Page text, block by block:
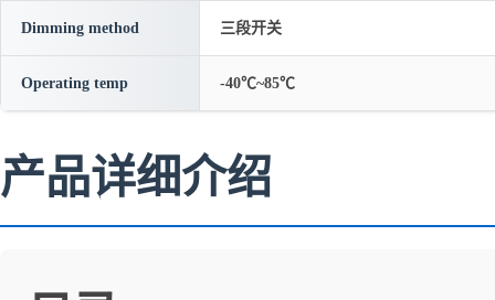
Dimming method 三段开关
Operating temp -40℃~85℃
产品详细介绍